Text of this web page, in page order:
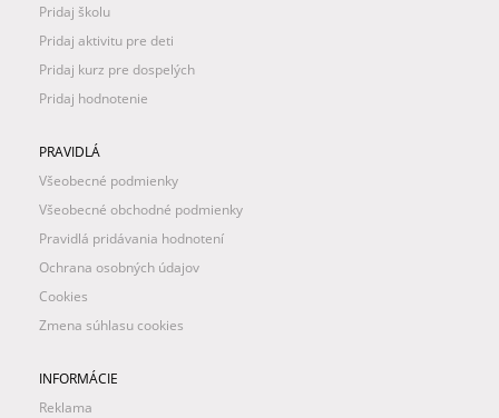
Pridaj školu
Pridaj aktivitu pre deti
Pridaj kurz pre dospelých
Pridaj hodnotenie
PRAVIDLÁ
Všeobecné podmienky
Všeobecné obchodné podmienky
Pravidlá pridávania hodnotení
Ochrana osobných údajov
Cookies
Zmena súhlasu cookies
INFORMÁCIE
Reklama